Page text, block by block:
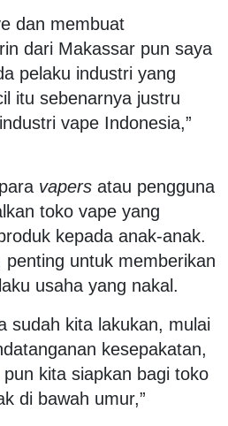
dan membuat
dari Makassar pun saya
pelaku industri yang
itu sebenarnya justru
vape Indonesia,”
vapers atau pengguna
toko vape yang
kepada anak-anak.
untuk memberikan
usaha yang nakal.
sudah kita lakukan, mulai
kesepakatan,
kita siapkan bagi toko
di bawah umur,”